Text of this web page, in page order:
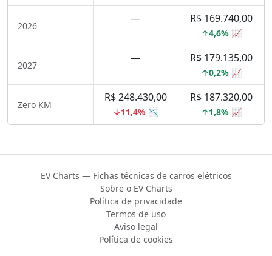
2026
— R$ 169.740,00
↑4,6% 📈
2027
— R$ 179.135,00
↑0,2% 📈
Zero KM
R$ 248.430,00
↓11,4% 📉
R$ 187.320,00
↑1,8% 📈
EV Charts — Fichas técnicas de carros elétricos
Sobre o EV Charts
Política de privacidade
Termos de uso
Aviso legal
Política de cookies